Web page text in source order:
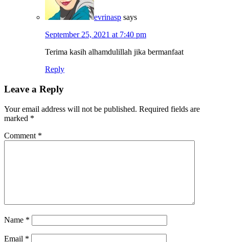
evrinasp says
September 25, 2021 at 7:40 pm
Terima kasih alhamdulillah jika bermanfaat
Reply
Leave a Reply
Your email address will not be published. Required fields are
marked *
Comment *
Name *
Email *